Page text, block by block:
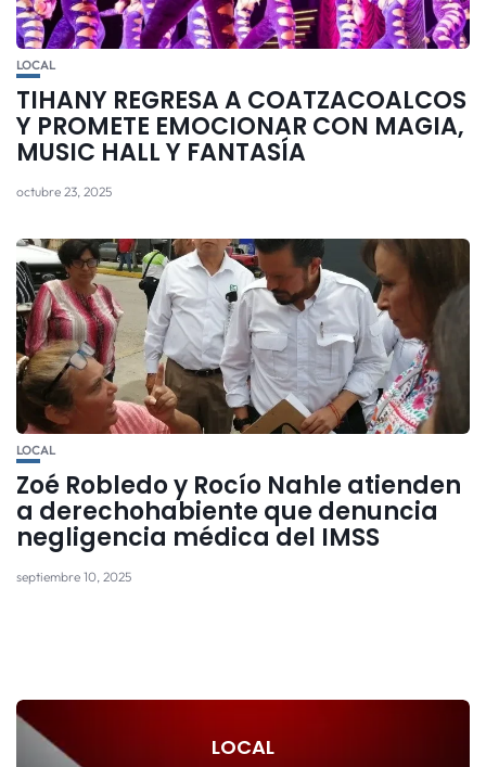
LOCAL
TIHANY REGRESA A COATZACOALCOS
Y PROMETE EMOCIONAR CON MAGIA,
MUSIC HALL Y FANTASÍA
octubre 23, 2025
LOCAL
Zoé Robledo y Rocío Nahle atienden
a derechohabiente que denuncia
negligencia médica del IMSS
septiembre 10, 2025
LOCAL